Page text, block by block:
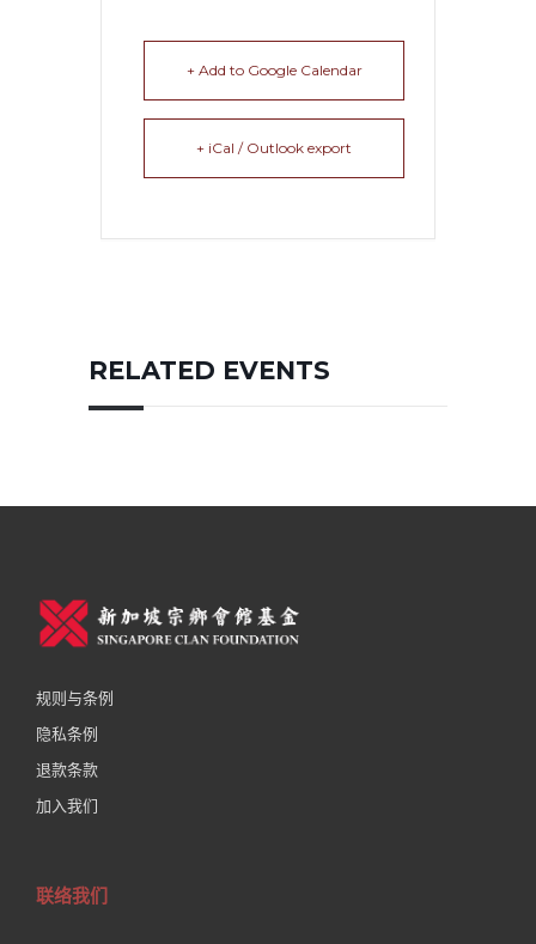
+ Add to Google Calendar
+ iCal / Outlook export
RELATED EVENTS
规则与条例
隐私条例
退款条款
加入我们
联络我们